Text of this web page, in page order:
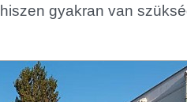
gyakran van